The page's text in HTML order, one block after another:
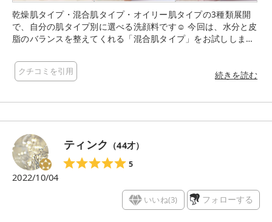
乾燥肌タイプ・混合肌タイプ・オイリー肌タイプの3種類展開
で、自分の肌タイプ別に選べる洗顔料です☺️ 今回は、水分と皮
脂のバランスを整えてくれる「混合肌タイプ」をお試ししまし
✔︎部分的な乾燥が気になる 方におすすめ！ 肌タイプ別に分かれ
ている洗顔は少ないので嬉しいですね✨混合肌向けの洗顔は初
ー葉油（整肌成分） ✔︎もっちりシルクコットン濃密泡で毛穴汚
ビ由来のバイオマスプラスチックを使用した環境対応チューブ
✔︎肌のことを考えた7つのフリー アルコールフリー パラベンフ
リー 紫外線吸収剤フリー 合成着色料フリー 防腐剤フリー シリ
コンフリー サルフェートフリー 🧡使用した感想 ◇香り テ
ィーツリー＆ペアー🌱 洗っている間、石けん系のうっとりする
ような優しい香りが広がりとっても癒されます☺️💕 ◇泡立ち 少
量でも泡立ちがものすごくいいです◎ 泡立てると濃密でふわふ
わな泡が完成🫧 お肌への摩擦なく、泡で優しく洗うことができ
クチコミを引用 続きを読む
ティンク （44才）
5
2022/10/04
いいね(3) フォローする